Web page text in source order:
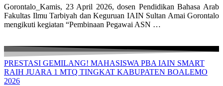
Gorontalo_Kamis, 23 April 2026, dosen Pendidikan Bahasa Arab
Fakultas Ilmu Tarbiyah dan Keguruan IAIN Sultan Amai Gorontalo
mengikuti kegiatan “Pembinaan Pegawai ASN …
PRESTASI GEMILANG! MAHASISWA PBA IAIN SMART
RAIH JUARA 1 MTQ TINGKAT KABUPATEN BOALEMO
2026